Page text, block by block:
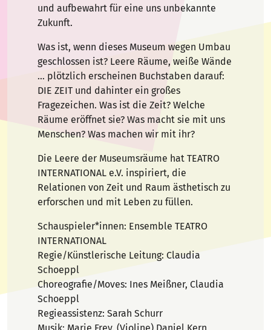
und aufbewahrt für eine uns unbekannte
Zukunft.
Was ist, wenn dieses Museum wegen Umbau
geschlossen ist? Leere Räume, weiße Wände
… plötzlich erscheinen Buchstaben darauf:
DIE ZEIT und dahinter ein großes
Fragezeichen. Was ist die Zeit? Welche
Räume eröffnet sie? Was macht sie mit uns
Menschen? Was machen wir mit ihr?
Die Leere der Museumsräume hat TEATRO
INTERNATIONAL e.V. inspiriert, die
Relationen von Zeit und Raum ästhetisch zu
erforschen und mit Leben zu füllen.
Schauspieler*innen: Ensemble TEATRO
INTERNATIONAL
Regie/Künstlerische Leitung: Claudia
Schoeppl
Choreografie/Moves: Ines Meißner, Claudia
Schoeppl
Regieassistenz: Sarah Schurr
Musik: Marie Frey, (Violine) Daniel Kern